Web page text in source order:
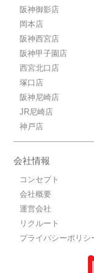
阪神御影店
岡本店
阪神西宮店
阪神甲子園店
西宮北口店
塚口店
阪神尼崎店
JR尼崎店
神戸店
会社情報
コンセプト
会社概要
運営会社
リクルート
プライバシーポリシ